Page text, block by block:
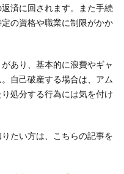
済に回されます。また手続
の資格や職業に制限がかか
あり、基本的に浪費やギャ
自己破産する場合は、アム
処分する行為には気を付け
たい方は、こちらの記事を